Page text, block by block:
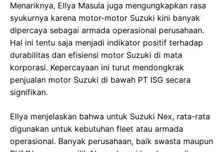
Menariknya, Ellya Masula juga mengungkapkan rasa
syukurnya karena motor-motor Suzuki kini banyak
dipercaya sebagai armada operasional perusahaan.
Hal ini tentu saja menjadi indikator positif terhadap
durabilitas dan efisiensi motor Suzuki di mata
korporasi. Kepercayaan ini turut mendongkrak
penjualan motor Suzuki di bawah PT ISG secara
signifikan.
Ellya menjelaskan bahwa untuk Suzuki Nex, rata-rata
digunakan untuk kebutuhan fleet atau armada
operasional. Banyak perusahaan, baik swasta maupun